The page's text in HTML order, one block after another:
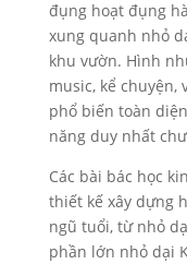
đụng hoạt đụng
xung quanh nhỏ
khu vườn. Hình
music, kể
phổ biến toàn
năng duy nhất
Các bài bác học
thiết kế xây dựng
ngũ tuổi, từ nhỏ
phần lớn nhỏ dại